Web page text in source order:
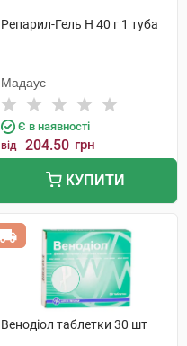
Репарил-Гель Н 40 г 1 туба
Мадаус
Є в наявності
від 204.50 грн
КУПИТИ
Венодіол таблетки 30 шт